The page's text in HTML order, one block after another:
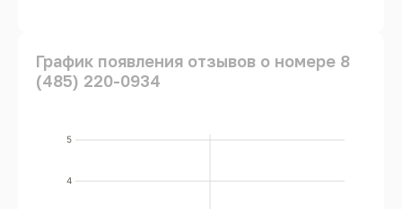
График появления отзывов о номере 8
(485) 220-0934
4
5